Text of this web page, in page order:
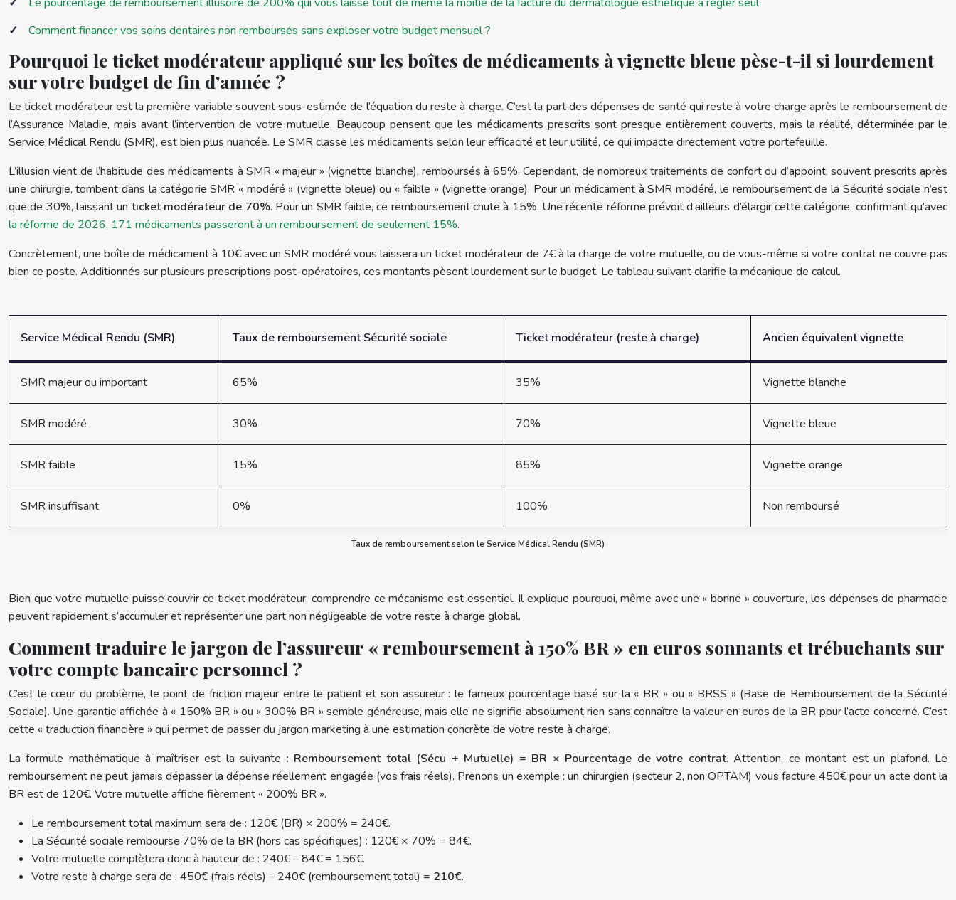
Comment financer vos soins dentaires non remboursés sans exploser votre budget mensuel ?
Pourquoi le ticket modérateur appliqué sur les boîtes de médicaments à vignette bleue pèse-t-il si lourdement
sur votre budget de fin d’année ?
Le ticket modérateur est la première variable souvent sous-estimée de l’équation du reste à charge. C’est la part des dépenses de santé qui reste à votre charge après le remboursement de
l’Assurance Maladie, mais avant l’intervention de votre mutuelle. Beaucoup pensent que les médicaments prescrits sont presque entièrement couverts, mais la réalité, déterminée par le
Service Médical Rendu (SMR), est bien plus nuancée. Le SMR classe les médicaments selon leur efficacité et leur utilité, ce qui impacte directement votre portefeuille.
L’illusion vient de l’habitude des médicaments à SMR « majeur » (vignette blanche), remboursés à 65%. Cependant, de nombreux traitements de confort ou d’appoint, souvent prescrits après
une chirurgie, tombent dans la catégorie SMR « modéré » (vignette bleue) ou « faible » (vignette orange). Pour un médicament à SMR modéré, le remboursement de la Sécurité sociale n’est
que de 30%, laissant un ticket modérateur de 70%. Pour un SMR faible, ce remboursement chute à 15%. Une récente réforme prévoit d’ailleurs d’élargir cette catégorie, confirmant qu’avec
la réforme de 2026, 171 médicaments passeront à un remboursement de seulement 15%.
Concrètement, une boîte de médicament à 10€ avec un SMR modéré vous laissera un ticket modérateur de 7€ à la charge de votre mutuelle, ou de vous-même si votre contrat ne couvre pas
bien ce poste. Additionnés sur plusieurs prescriptions post-opératoires, ces montants pèsent lourdement sur le budget. Le tableau suivant clarifie la mécanique de calcul.
Taux de remboursement selon le Service Médical Rendu (SMR)
Service Médical Rendu (SMR) Taux de remboursement Sécurité sociale Ticket modérateur (reste à charge) Ancien équivalent vignette
SMR majeur ou important 65% 35% Vignette blanche
SMR modéré 30% 70% Vignette bleue
SMR faible 15% 85% Vignette orange
SMR insuffisant 0% 100% Non remboursé
Bien que votre mutuelle puisse couvrir ce ticket modérateur, comprendre ce mécanisme est essentiel. Il explique pourquoi, même avec une « bonne » couverture, les dépenses de pharmacie
peuvent rapidement s’accumuler et représenter une part non négligeable de votre reste à charge global.
Comment traduire le jargon de l’assureur « remboursement à 150% BR » en euros sonnants et trébuchants sur
votre compte bancaire personnel ?
C’est le cœur du problème, le point de friction majeur entre le patient et son assureur : le fameux pourcentage basé sur la « BR » ou « BRSS » (Base de Remboursement de la Sécurité
Sociale). Une garantie affichée à « 150% BR » ou « 300% BR » semble généreuse, mais elle ne signifie absolument rien sans connaître la valeur en euros de la BR pour l’acte concerné. C’est
cette « traduction financière » qui permet de passer du jargon marketing à une estimation concrète de votre reste à charge.
La formule mathématique à maîtriser est la suivante : Remboursement total (Sécu + Mutuelle) = BR × Pourcentage de votre contrat. Attention, ce montant est un plafond. Le
remboursement ne peut jamais dépasser la dépense réellement engagée (vos frais réels). Prenons un exemple : un chirurgien (secteur 2, non OPTAM) vous facture 450€ pour un acte dont la
BR est de 120€. Votre mutuelle affiche fièrement « 200% BR ».
Le remboursement total maximum sera de : 120€ (BR) × 200% = 240€.
La Sécurité sociale rembourse 70% de la BR (hors cas spécifiques) : 120€ × 70% = 84€.
Votre mutuelle complètera donc à hauteur de : 240€ – 84€ = 156€.
Votre reste à charge sera de : 450€ (frais réels) – 240€ (remboursement total) = 210€.